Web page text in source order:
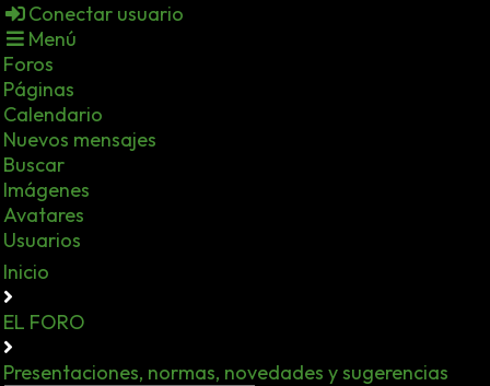
Conectar usuario
Menú
Foros
Páginas
Calendario
Nuevos mensajes
Buscar
Imágenes
Avatares
Usuarios
Inicio
EL FORO
Presentaciones, normas, novedades y sugerencias